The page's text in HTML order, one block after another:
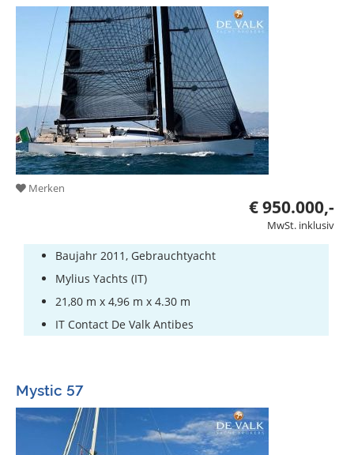
Merken
€ 950.000,-
MwSt. inklusiv
Baujahr 2011, Gebrauchtyacht
Mylius Yachts (IT)
21,80 m x 4,96 m x 4.30 m
IT Contact De Valk Antibes
Mystic 57